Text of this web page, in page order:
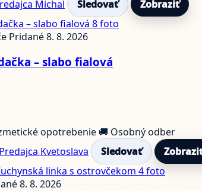
Michal Sledovať
Zobraziť
8 foto
Pridané 8. 8. 2026
– slabo fialová
opotrebenie 🚚 Osobný odber
Predajca Kvetoslava Sledovať
4 foto
8. 8. 2026